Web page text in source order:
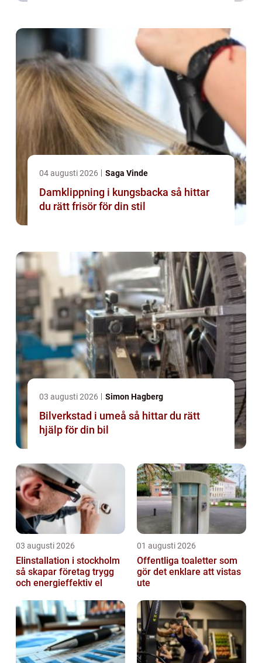
04 augusti 2026 Saga Vinde
Damklippning i kungsbacka så hittar
du rätt frisör för din stil
03 augusti 2026 Simon Hagberg
Bilverkstad i umeå så hittar du rätt
hjälp för din bil
03 augusti 2026
Elinstallation i stockholm
så skapar företag trygg
och energieffektiv el
01 augusti 2026
Offentliga toaletter som
gör det enklare att vistas
ute